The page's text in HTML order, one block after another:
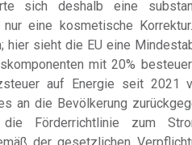
sich deshalb eine
nur eine kosmetische
hier sieht die EU eine
mit 20%
auf Energie seit 2021
an die Bevölkerung
Förderrichtlinie zum